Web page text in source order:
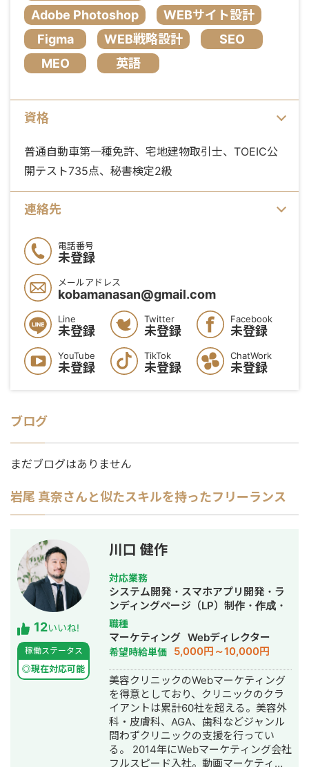
Adobe Photoshop
WEBサイト設計
Figma
WEB戦略設計
SEO
MEO
英語
資格
普通自動車第一種免許、宅地建物取引士、TOEIC公
開テスト735点、秘書検定2級
連絡先
電話番号
未登録
メールアドレス
kobamanasan@gmail.com
Line
未登録
Twitter
未登録
Facebook
未登録
YouTube
未登録
TikTok
未登録
ChatWork
未登録
ブログ
まだブログはありません
岩尾 真奈さんと似たスキルを持ったフリーランス
12いいね!
稼働ステータス
◎現在対応可能
川口 健作
対応業務
システム開発・スマホアプリ開発・ラ
ンディングページ（LP）制作・作成・
Youtubeチャンネル運営代行・立ち上
げ・ECサイト構築・ネットショップ作
成代行・SEO対策・新規事業立上・
SNS運用代行・記事作成代行・ライテ
ィング・ホームページ制作・作成・バ
ナー制作・デザイン・ロゴデザイン・
作成・リスティング広告運用代行・オ
ウンドメディア制作・構築・運用代
行・動画制作・動画編集・営業代行
職種
マーケティング Webディレクター
希望時給単価 5,000円～10,000円
美容クリニックのWebマーケティング
を得意としており、クリニックのクラ
イアントは累計60社を超える。美容外
科・皮膚科、AGA、歯科などジャンル
問わずクリニックの支援を行ってい
る。 2014年にWebマーケティング会社
フルスピード入社。動画マーケティン